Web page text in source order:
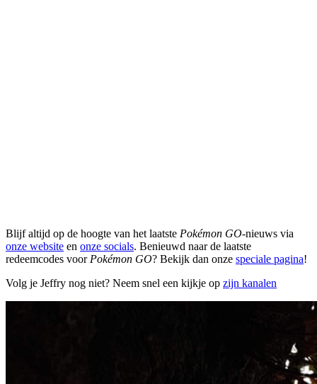
Blijf altijd op de hoogte van het laatste Pokémon GO-nieuws via
onze website en onze socials. Benieuwd naar de laatste
redeemcodes voor Pokémon GO? Bekijk dan onze speciale pagina!
Volg je Jeffry nog niet? Neem snel een kijkje op zijn kanalen